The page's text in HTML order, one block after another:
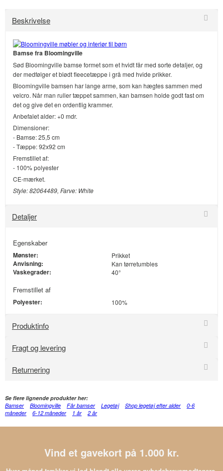
Beskrivelse
Bamse fra Bloomingville
Sød Bloomingville bamse formet som et hvidt får med sorte detaljer, og
der medfølger et blødt fleecetæppe i grå med hvide prikker.
Bloomingville bamsen har lange arme, som kan hægtes sammen med
velcro. Når man ruller tæppet sammen, kan bamsen holde godt fast om
det og give det en ordentlig krammer.
Anbefalet alder: +0 mdr.
Dimensioner:
- Bamse: 25,5 cm
- Tæppe: 92x92 cm
Fremstillet af:
- 100% polyester
CE-mærket.
Style: 82064489, Farve: White
Detaljer
Egenskaber
Mønster: Prikket
Anvisning: Kan tørretumbles
Vaskegrader: 40°
Fremstillet af
Polyester: 100%
Produktinfo
Fragt og levering
Returnering
Se flere lignende produkter her:
Bamser
Bloomingville Får bamser Legetøj Shop legetøj efter alder
0-6
måneder
6-12 måneder 1 år 2 år
Vind et gavekort på 1.000 kr.